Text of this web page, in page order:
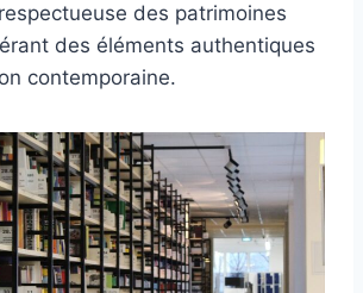
des patrimoines
des éléments authentiques
contemporaine.